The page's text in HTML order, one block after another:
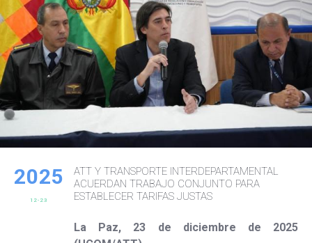
2025
12-23
ATT Y TRANSPORTE INTERDEPARTAMENTAL
ACUERDAN TRABAJO CONJUNTO PARA
ESTABLECER TARIFAS JUSTAS
La Paz, 23 de diciembre de 2025